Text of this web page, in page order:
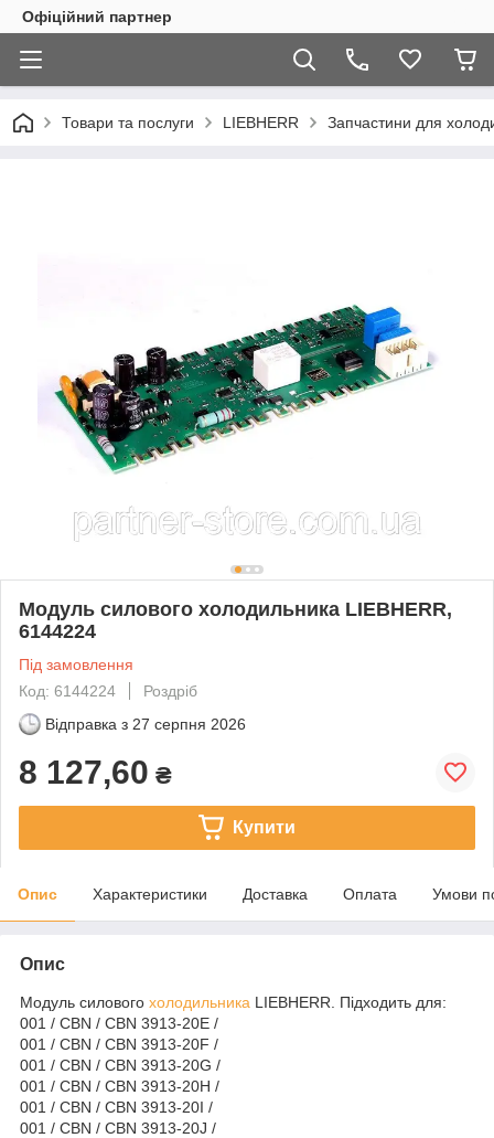
Офіційний партнер
Товари та послуги LIEBHERR Запчастини для
Модуль силового холодильника LIEBHERR,
6144224
Під замовлення
Код: 6144224
Роздріб
Відправка з 27 серпня 2026
8 127,60 ₴
Купити
Опис Характеристики Доставка Оплата Умови
Опис
Модуль силового холодильника LIEBHERR. Підходить для:
001 / CBN / CBN 3913-20E /
001 / CBN / CBN 3913-20F /
001 / CBN / CBN 3913-20G /
001 / CBN / CBN 3913-20H /
001 / CBN / CBN 3913-20I /
001 / CBN / CBN 3913-20J /